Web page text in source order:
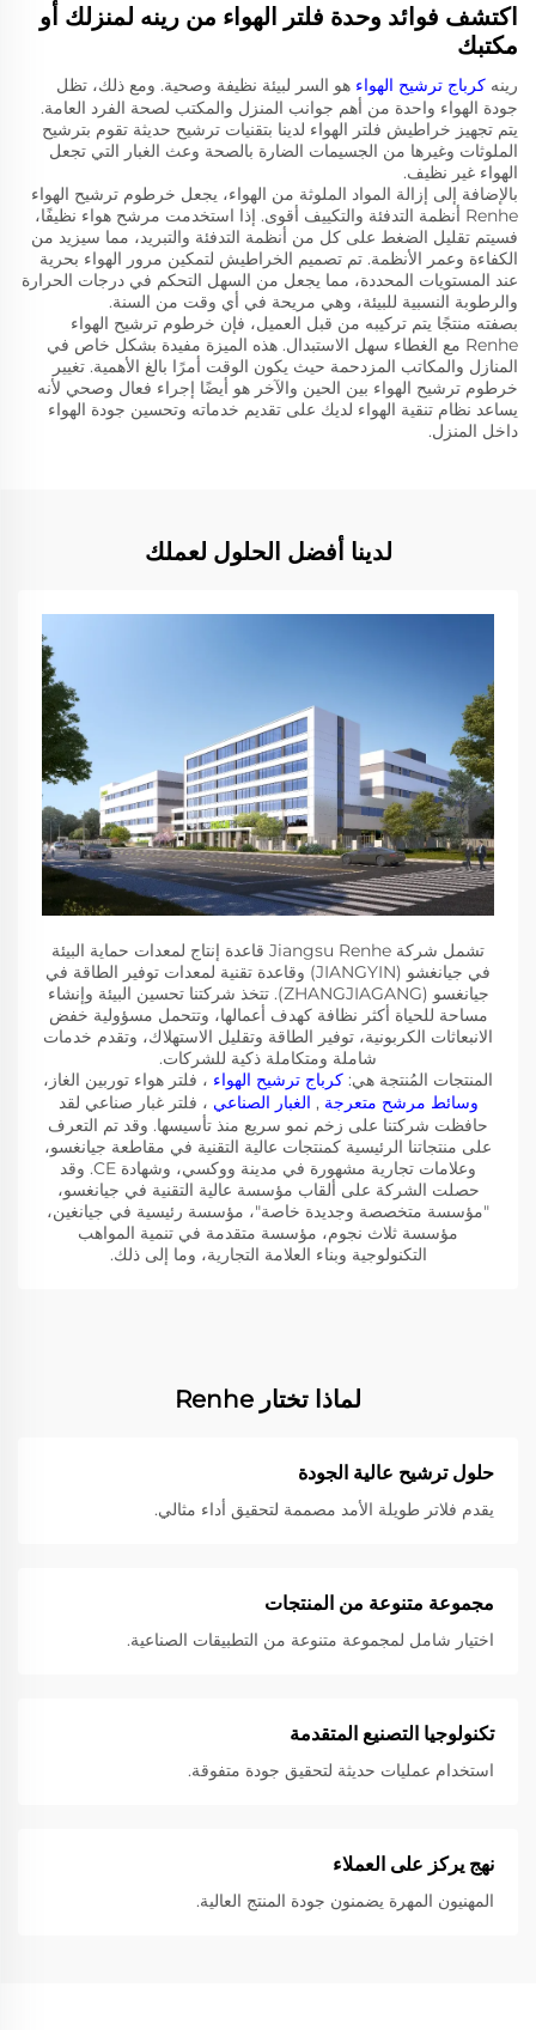
اكتشف فوائد وحدة فلتر الهواء من رينه لمنزلك أو
مكتبك
رينه كرباج ترشيح الهواء هو السر لبيئة نظيفة وصحية. ومع ذلك، تظل
جودة الهواء واحدة من أهم جوانب المنزل والمكتب لصحة الفرد العامة.
يتم تجهيز خراطيش فلتر الهواء لدينا بتقنيات ترشيح حديثة تقوم بترشيح
الملوثات وغيرها من الجسيمات الضارة بالصحة وعث الغبار التي تجعل
الهواء غير نظيف.
بالإضافة إلى إزالة المواد الملوثة من الهواء، يجعل خرطوم ترشيح الهواء
Renhe أنظمة التدفئة والتكييف أقوى. إذا استخدمت مرشح هواء نظيفًا،
فسيتم تقليل الضغط على كل من أنظمة التدفئة والتبريد، مما سيزيد من
الكفاءة وعمر الأنظمة. تم تصميم الخراطيش لتمكين مرور الهواء بحرية
عند المستويات المحددة، مما يجعل من السهل التحكم في درجات الحرارة
والرطوبة النسبية للبيئة، وهي مريحة في أي وقت من السنة.
بصفته منتجًا يتم تركيبه من قبل العميل، فإن خرطوم ترشيح الهواء
Renhe مع الغطاء سهل الاستبدال. هذه الميزة مفيدة بشكل خاص في
المنازل والمكاتب المزدحمة حيث يكون الوقت أمرًا بالغ الأهمية. تغيير
خرطوم ترشيح الهواء بين الحين والآخر هو أيضًا إجراء فعال وصحي لأنه
يساعد نظام تنقية الهواء لديك على تقديم خدماته وتحسين جودة الهواء
داخل المنزل.
لدينا أفضل الحلول لعملك
تشمل شركة Jiangsu Renhe قاعدة إنتاج لمعدات حماية البيئة
في جيانغشو (JIANGYIN) وقاعدة تقنية لمعدات توفير الطاقة في
جيانغسو (ZHANGJIAGANG). تتخذ شركتنا تحسين البيئة وإنشاء
مساحة للحياة أكثر نظافة كهدف أعمالها، وتتحمل مسؤولية خفض
الانبعاثات الكربونية، توفير الطاقة وتقليل الاستهلاك، وتقدم خدمات
شاملة ومتكاملة ذكية للشركات.
المنتجات المُنتجة هي: كرباج ترشيح الهواء ، فلتر هواء توربين الغاز،
وسائط مرشح متعرجة, الغبار الصناعي ، فلتر غبار صناعي لقد
حافظت شركتنا على زخم نمو سريع منذ تأسيسها. وقد تم التعرف
على منتجاتنا الرئيسية كمنتجات عالية التقنية في مقاطعة جيانغسو،
وعلامات تجارية مشهورة في مدينة ووكسي، وشهادة CE. وقد
حصلت الشركة على ألقاب مؤسسة عالية التقنية في جيانغسو،
"مؤسسة متخصصة وجديدة خاصة"، مؤسسة رئيسية في جيانغين،
مؤسسة ثلاث نجوم، مؤسسة متقدمة في تنمية المواهب
التكنولوجية وبناء العلامة التجارية، وما إلى ذلك.
لماذا تختار Renhe
حلول ترشيح عالية الجودة
يقدم فلاتر طويلة الأمد مصممة لتحقيق أداء مثالي.
مجموعة متنوعة من المنتجات
اختيار شامل لمجموعة متنوعة من التطبيقات الصناعية.
تكنولوجيا التصنيع المتقدمة
استخدام عمليات حديثة لتحقيق جودة متفوقة.
نهج يركز على العملاء
المهنيون المهرة يضمنون جودة المنتج العالية.